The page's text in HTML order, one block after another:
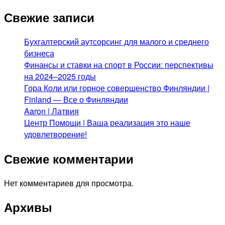
Свежие записи
Бухгалтерский аутсорсинг для малого и среднего
бизнеса
Финансы и ставки на спорт в России: перспективы
на 2024–2025 годы
Гора Коли или горное совершенство Финляндии |
Finland — Все о Финляндии
Aaron | Латвия
Центр Помощи | Ваша реализация это наше
удовлетворение!
Свежие комментарии
Нет комментариев для просмотра.
Архивы